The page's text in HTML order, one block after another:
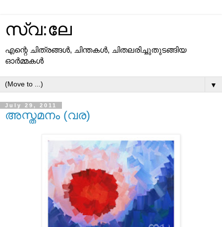
സ്വ:ലേ
എന്റെ ചിത്രങ്ങള്‍, ചിന്തകള്‍, ചിതലരിച്ചുതുടങ്ങിയ
ഓര്‍മ്മകള്‍
▼
July 29, 2011
അസ്തമനം (വര)